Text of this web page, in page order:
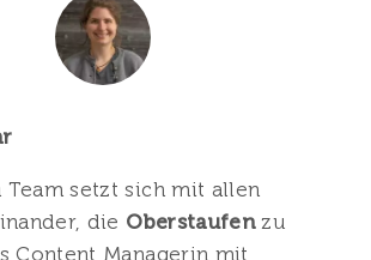
setzt sich mit allen
die Oberstaufenzu
Content Managerin mit